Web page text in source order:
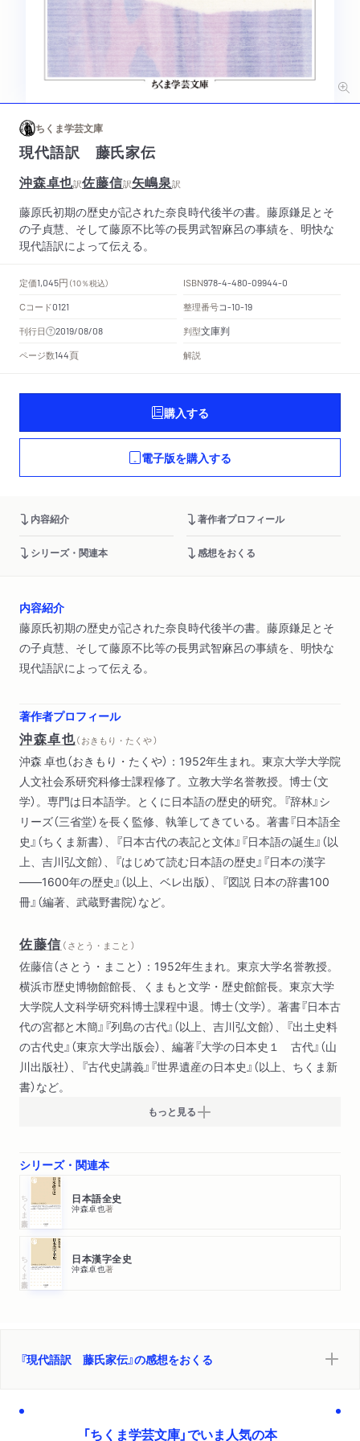
ちくま学芸文庫
現代語訳 藤氏家伝
沖森卓也訳佐藤信訳矢嶋泉訳
藤原氏初期の歴史が記された奈良時代後半の書。藤原鎌足とそ
の子貞慧、そして藤原不比等の長男武智麻呂の事績を、明快な
現代語訳によって伝える。
定価1,045円 （10％税込） ISBN978-4-480-09944-0
Cコード0121 整理番号コ-10-19
刊行日 2019/08/08 判型文庫判
ページ数144頁 解説
購入する
電子版を購入する
内容紹介 著作者プロフィール
シリーズ・関連本 感想をおくる
内容紹介
藤原氏初期の歴史が記された奈良時代後半の書。藤原鎌足とそ
の子貞慧、そして藤原不比等の長男武智麻呂の事績を、明快な
現代語訳によって伝える。
著作者プロフィール
沖森卓也（ おきもり・たくや ）
沖森 卓也（おきもり・たくや）：1952年生まれ。東京大学大学院
人文社会系研究科修士課程修了。立教大学名誉教授。博士（文
学）。専門は日本語学。とくに日本語の歴史的研究。『辞林』シ
リーズ（三省堂）を長く監修、執筆してきている。著書『日本語全
史』（ちくま新書）、『日本古代の表記と文体』『日本語の誕生』（以
上、吉川弘文館）、『はじめて読む日本語の歴史』『日本の漢字
――1600年の歴史』（以上、ベレ出版）、『図説 日本の辞書100
冊』（編著、武蔵野書院）など。
佐藤信 （ さとう・まこと ）
佐藤信（さとう・まこと）：1952年生まれ。東京大学名誉教授。
横浜市歴史博物館館長、くまもと文学・歴史館館長。東京大学
大学院人文科学研究科博士課程中退。博士（文学）。著書『日本古
代の宮都と木簡』『列島の古代』（以上、吉川弘文館）、『出土史料
の古代史』（東京大学出版会）、編著『大学の日本史１ 古代』（山
川出版社）、『古代史講義』『世界遺産の日本史』（以上、ちくま新
書）など。
もっと見る
シリーズ・関連本
ちくま新書 日本語全史
沖森卓也著
ちくま新書 日本漢字全史
沖森卓也著
『現代語訳 藤氏家伝』の感想をおくる
「ちくま学芸文庫」でいま人気の本